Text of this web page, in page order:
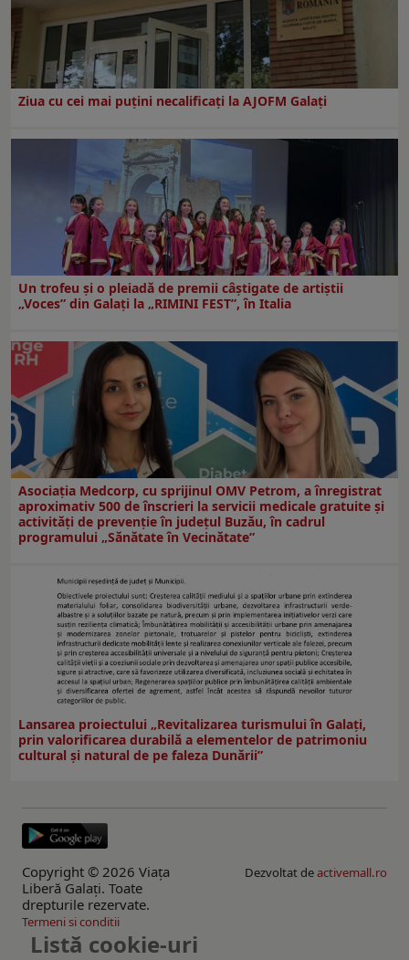
Ziua cu cei mai puțini necalificați la AJOFM Galați
Un trofeu şi o pleiadă de premii câştigate de artiştii
„Voces” din Galaţi la „RIMINI FEST”, în Italia
Asociația Medcorp, cu sprijinul OMV Petrom, a înregistrat
aproximativ 500 de înscrieri la servicii medicale gratuite și
activități de prevenție în județul Buzău, în cadrul
programului „Sănătate în Vecinătate”
Lansarea proiectului „Revitalizarea turismului în Galați,
prin valorificarea durabilă a elementelor de patrimoniu
cultural și natural de pe faleza Dunării”
Copyright © 2026 Viaţa
Liberă Galaţi. Toate
drepturile rezervate.
Dezvoltat deactivemall.ro
Termeni si conditii
Listă cookie-uri